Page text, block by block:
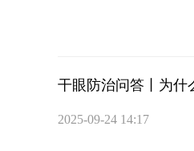
干眼防治问答丨为什
2025-09-24 14:17